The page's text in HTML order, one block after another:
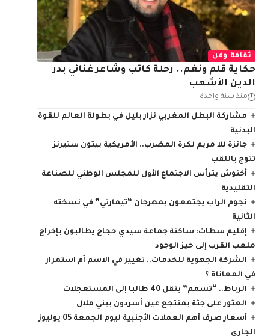
ثقافة وفن
حكاية قلم ونغم.. رحلة كاتب وشاعر غنائي بدر
الدين الأشهب
منذ سنة واحدة
مشاركة البطل المغربي نزار بليل في بطولة العالم للقوة
البدنية
جائزة للا مريم لكرة المضرب.. الأمريكية بيتون ستيرنز
تتوج باللقب
أخنوش يترأس الاجتماع الأول للمجلس الوطني للصناعة
التقليدية
نجوم الراب يجتمعون بمهرجان “تيمارتي” في نسخته
الثانية
إقليم سطات: ساكنة جماعة سيدي حجاج يطالبون بإخراج
ملعب القرب إلى حيز الوجود
الشركة الجهوية للخدمات.. تغيير في الاسم أم استمرار
في المعاناة ؟
الرباط.. “تسمم” ينقل 40 طالبا إلى المستعجلات
العثور على جثة بمنتجع عين أسردون ببني ملال
أسعار صرف أهم العملات الأجنبية ليوم الجمعة 05 يوليوز
الجاري